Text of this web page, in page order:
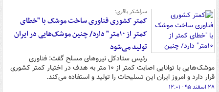
سرلشکر باقری:
کمتر کشوری فناوری ساخت موشک‌ با "خطای
کمتر از ۱۰متر" دارد/ چنین موشک‌هایی در ایران
تولید می‌شود
رئیس ستادکل نیروهای مسلح گفت: فناوری
موشک‌هایی با توانایی اصابت کمتر از ۱۰ متر به هدف در اختیار کمتر کشوری
قرار دارد و امروز ایران این تسلیحات را تولید و استفاده می‌کند.
۲۸ اسفند ۹۵ - ۱۲:۰۱